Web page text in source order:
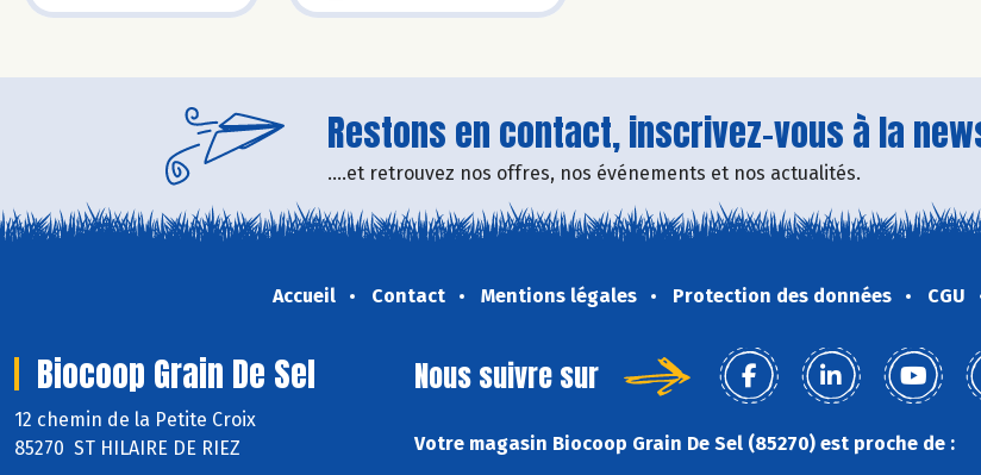
Restons en contact, inscrivez-vous à la
....et retrouvez nos offres, nos événements et nos actualités.
Accueil Contact Mentions légales Protection des données CGU
Biocoop Grain De Sel
12 chemin de la Petite Croix
85270 ST HILAIRE DE RIEZ
Nous suivre sur
Votre magasin Biocoop Grain De Sel (85270) est proche de :